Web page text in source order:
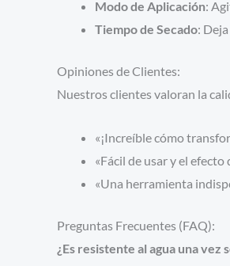
Modo de Aplicación:
Tiempo de Secado:
Opiniones de Clientes:
Nuestros clientes valoran la
«¡Increíble cómo
«Fácil de usar y el
«Una herramienta
Preguntas Frecuentes (FAQ):
¿Es resistente al agua una vez